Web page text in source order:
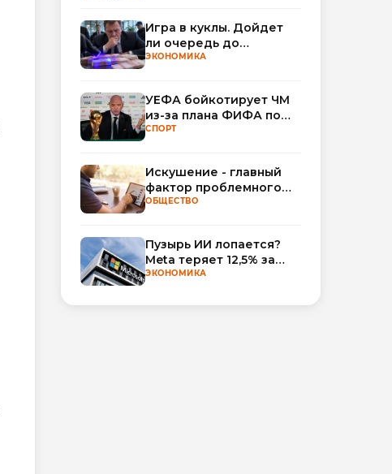
Игра в куклы. Дойдет
ли очередь до
Миллера?
ЭКОНОМИКА
УЕФА бойкотирует ЧМ
из-за плана ФИФА по
привлечению частных
СПОРТ
Искушение - главный
фактор проблемного
использования
ОБЩЕСТВО
Пузырь ИИ лопается?
Meta теряет 12,5% за
неделю, а Microsoft и
ЭКОНОМИКА